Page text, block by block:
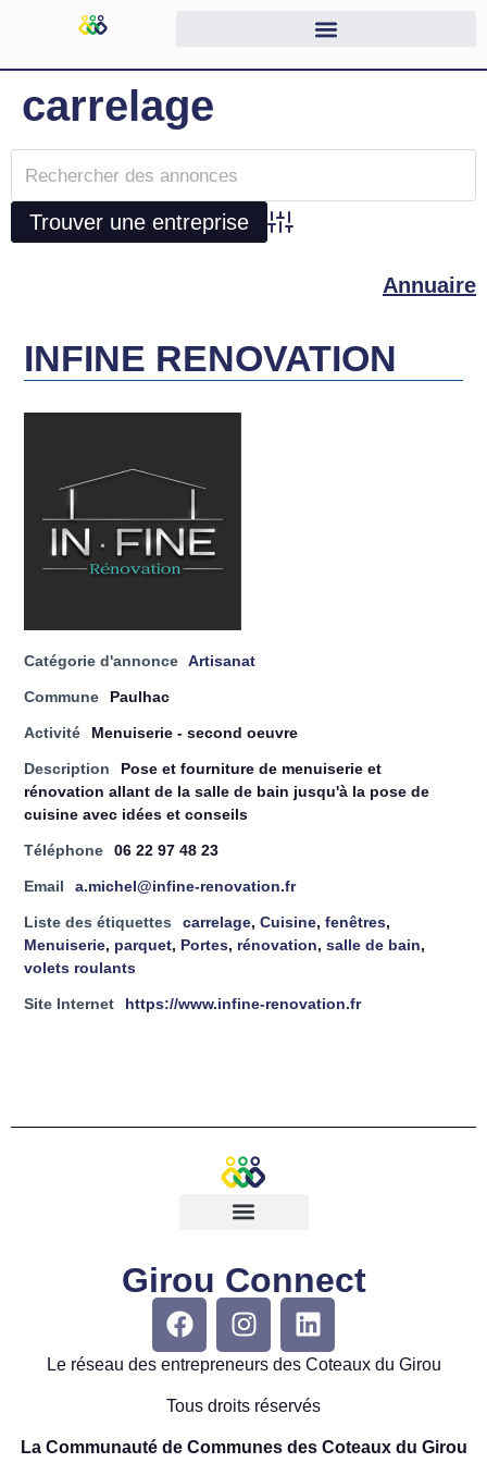
carrelage
Advanced Search
Annuaire
INFINE RENOVATION
Catégorie d'annonce Artisanat
Commune Paulhac
Activité Menuiserie - second oeuvre
Description
Pose et fourniture de menuiserie et
rénovation allant de la salle de bain jusqu'à la pose de
cuisine avec idées et conseils
Téléphone 06 22 97 48 23
Email a.michel@infine-renovation.fr
Liste des étiquettes carrelage, Cuisine, fenêtres,
Menuiserie, parquet, Portes, rénovation, salle de bain,
volets roulants
Site Internet https://www.infine-renovation.fr
Girou Connect
Le réseau des entrepreneurs des Coteaux du Girou
Tous droits réservés
La Communauté de Communes des Coteaux du Girou